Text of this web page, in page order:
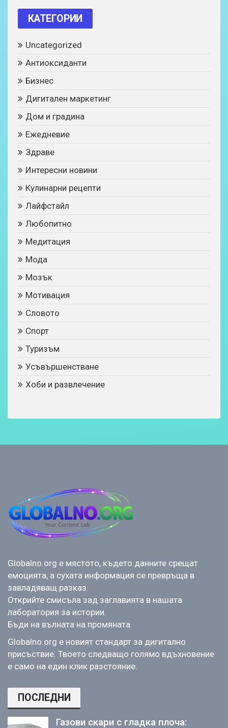
КАТЕГОРИИ
Uncategorized
Антиоксиданти
Бизнес
Дигитален маркетинг
Дом и градина
Ежедневие
Здраве
Интересни новини
Кулинарни рецепти
Лайфстайл
Любопитно
Медитация
Мода
Мозък
Мотивация
Словото
Спорт
Туризъм
Усъвършенстване
Хоби и развлечение
Globalno.org е мястото, където данните срещат
емоцията, а сухата информация се превръща в
завладяващ разказ.
Открийте смисъла зад заглавията в нашата
лаборатория за истории.
Бъди на вълната на промяната.
Globalno.org е новият стандарт за дигитално
присъствие. Твоето следващо голямо вдъхновение
е само на един клик разстояние.
ПОСЛЕДНИ
Газови скари с гладка плоча: